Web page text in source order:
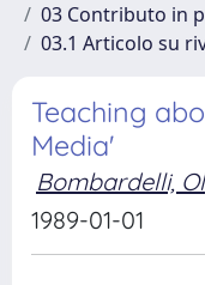
03 Contributo in
03.1 Articolo su
Teaching
Media'
Bombardelli,
1989-01-01